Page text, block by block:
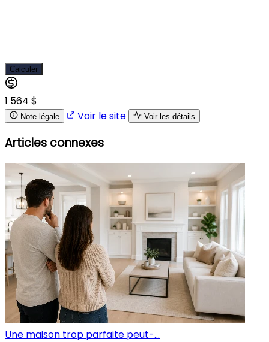
Calculer
1 564 $
Note légale Voir le site Voir les détails
Articles connexes
Une maison trop parfaite peut-...